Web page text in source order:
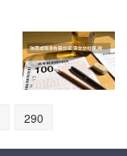
290